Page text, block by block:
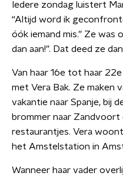
Iedere zondag luistert
“Altijd word ik
óók iemand mis.” Ze was
dan aan!”. Dat deed ze
Van haar 16e tot haar
met Vera Bak. Ze maken
vakantie naar Spanje, bij
brommer naar Zandvoort
restaurantjes. Vera
het Amstelstation in
Wanneer haar vader